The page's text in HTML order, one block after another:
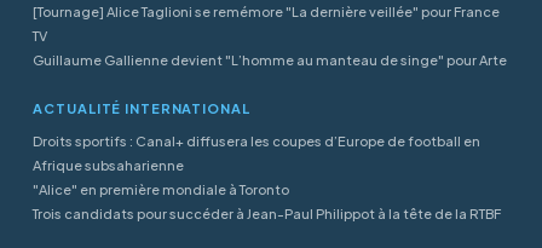
[Tournage] Alice Taglioni se remémore "La dernière veillée" pour France
TV
Guillaume Gallienne devient "L’homme au manteau de singe" pour Arte
ACTUALITÉ INTERNATIONAL
Droits sportifs : Canal+ diffusera les coupes d’Europe de football en
Afrique subsaharienne
"Alice" en première mondiale à Toronto
Trois candidats pour succéder à Jean-Paul Philippot à la tête de la RTBF